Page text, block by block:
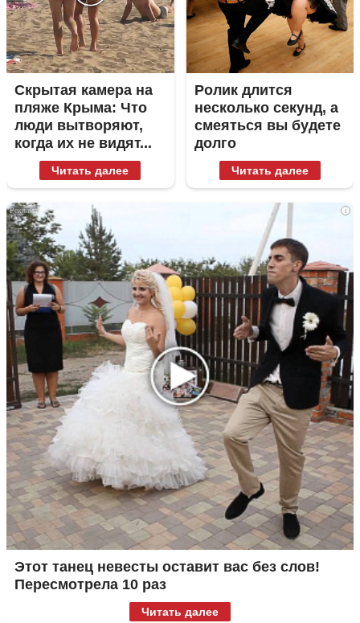
Скрытая камера на
пляже Крыма: Что
люди вытворяют,
когда их не видят...
Читать далее
Ролик длится
несколько секунд, а
смеяться вы будете
долго
Читать далее
i
Этот танец невесты оставит вас без слов!
Пересмотрела 10 раз
Читать далее